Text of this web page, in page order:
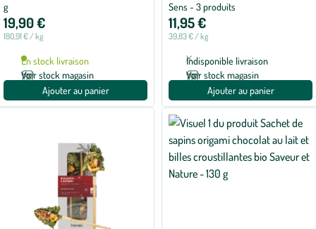
g
19,90 €
180,91 € / kg
En stock livraison
Voir stock magasin
Ajouter au panier
Sens - 3 produits
11,95 €
39,83 € / kg
Indisponible livraison
Voir stock magasin
Ajouter au panier